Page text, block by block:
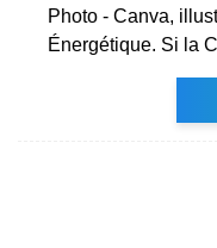
Photo - Canva,
Énergétique. Si la